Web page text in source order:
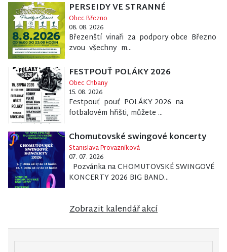
PERSEIDY VE STRANNÉ
Obec Březno
08. 08. 2026
Březenští vinaři za podpory obce Březno
zvou všechny m...
FESTPOUŤ POLÁKY 2026
Obec Chbany
15. 08. 2026
Festpouť pouť POLÁKY 2026 na
fotbalovém hřišti, můžete ...
Chomutovské swingové koncerty
Stanislava Provazníková
07. 07. 2026
Pozvánka na CHOMUTOVSKÉ SWINGOVÉ
KONCERTY 2026 BIG BAND...
Zobrazit kalendář akcí